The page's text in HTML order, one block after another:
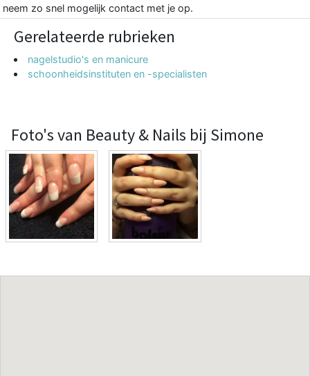
neem zo snel mogelijk contact met je op.
Gerelateerde rubrieken
nagelstudio's en manicure
schoonheidsinstituten en -specialisten
Foto's van Beauty & Nails bij Simone